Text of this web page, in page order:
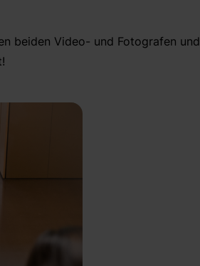
beiden Video- und Fotografen und